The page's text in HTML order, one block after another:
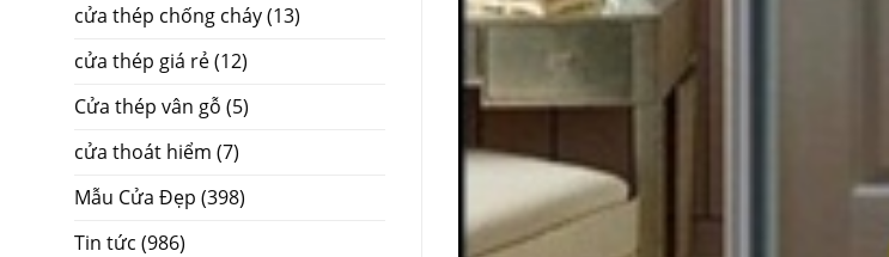
cửa thép chống cháy(13)
cửa thép giá rẻ(12)
Cửa thép vân gỗ (5)
cửa thoát hiểm (7)
Mẫu Cửa Đẹp (398)
Tin tức (986)